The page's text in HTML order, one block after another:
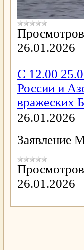
26.01.2026
С 12.00
России и
вражеских
26.01.2026
Заявление
26.01.2026